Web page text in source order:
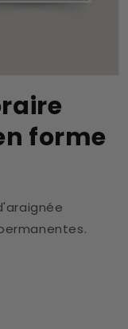
forme